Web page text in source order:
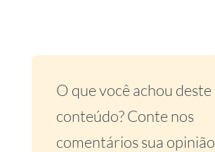
O que você achou deste
conteúdo? Conte nos
comentários sua opinião